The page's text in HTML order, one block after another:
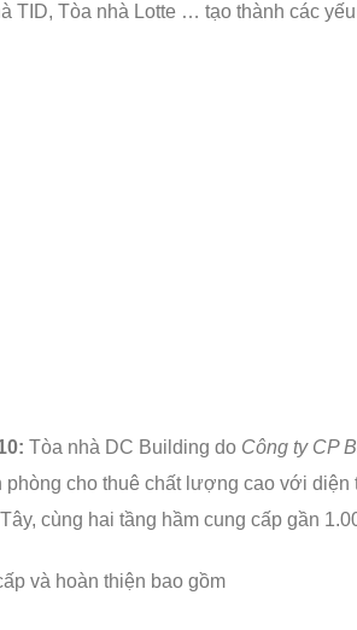
TID, Tòa nhà Lotte … tạo thành các
Tòa nhà DC Building do Công ty CP
cho thuê chất lượng cao với
cùng hai tầng hầm cung cấp gần
và hoàn thiện bao gồm